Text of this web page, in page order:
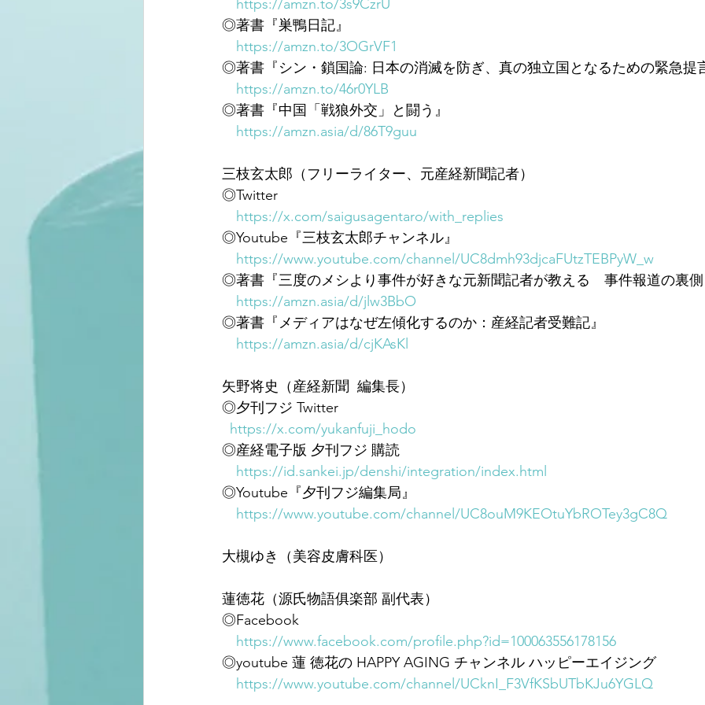
https://amzn.to/3s9CzrU
◎著書『巣鴨日記』
https://amzn.to/3OGrVF1
◎著書『シン・鎖国論: 日本の消滅を防ぎ、真の独立国となるための緊急提
https://amzn.to/46r0YLB
◎著書『中国「戦狼外交」と闘う』
https://amzn.asia/d/86T9guu
三枝玄太郎（フリーライター、元産経新聞記者）
◎Twitter
https://x.com/saigusagentaro/with_replies
◎Youtube『三枝玄太郎チャンネル』
https://www.youtube.com/channel/UC8dmh93djcaFUtzTEBPyW_w
◎著書『三度のメシより事件が好きな元新聞記者が教える　事件報道の裏
https://amzn.asia/d/jlw3BbO
◎著書『メディアはなぜ左傾化するのか：産経記者受難記』
https://amzn.asia/d/cjKAsKl
矢野将史（産経新聞  編集長）
◎夕刊フジ Twitter
https://x.com/yukanfuji_hodo
◎産経電子版 夕刊フジ 購読
https://id.sankei.jp/denshi/integration/index.html
◎Youtube『夕刊フジ編集局』
https://www.youtube.com/channel/UC8ouM9KEOtuYbROTey3gC8Q
大槻ゆき（美容皮膚科医）
蓮徳花（源氏物語俱楽部 副代表）
◎Facebook
https://www.facebook.com/profile.php?id=100063556178156
◎youtube 蓮 徳花の HAPPY AGING チャンネル ハッピーエイジング
https://www.youtube.com/channel/UCknI_F3VfKSbUTbKJu6YGLQ